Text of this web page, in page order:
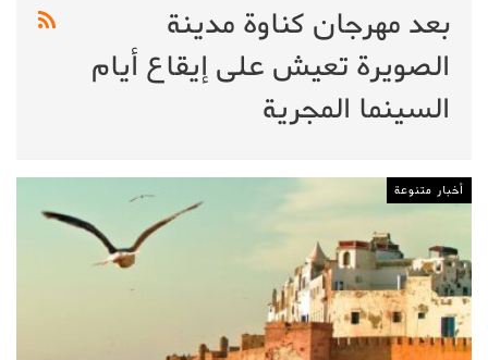
بعد مهرجان كناوة مدينة
الصويرة تعيش على إيقاع أيام
السينما المجرية
أخبار متنوعة